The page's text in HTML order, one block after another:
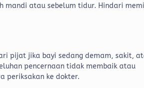
mandi atau sebelum tidur. Hindari
pijat jika bayi sedang demam, sakit,
pencernaan tidak membaik atau
periksakan ke dokter.